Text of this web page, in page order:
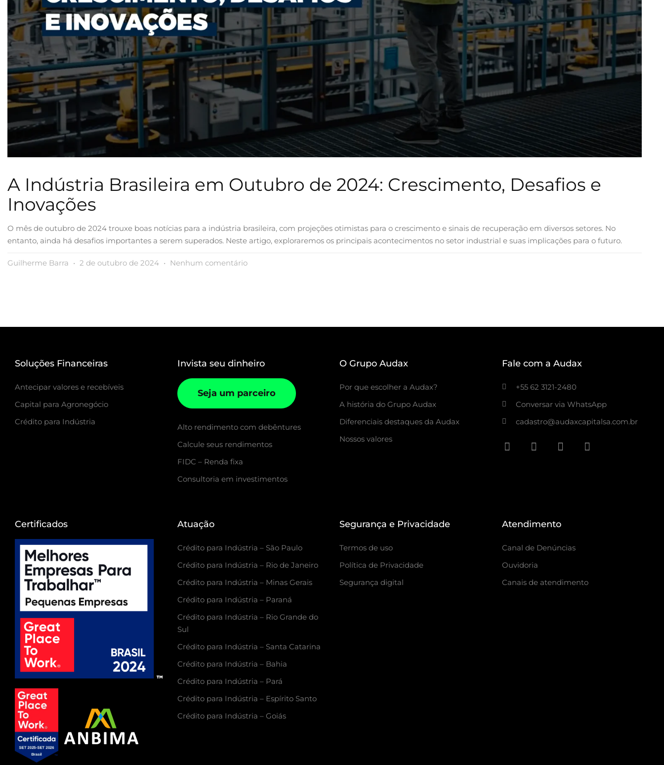
A Indústria Brasileira em Outubro de 2024: Crescimento, Desafios e
Inovações
O mês de outubro de 2024 trouxe boas notícias para a indústria brasileira, com projeções otimistas para o crescimento e sinais de recuperação em diversos setores. No
entanto, ainda há desafios importantes a serem superados. Neste artigo, exploraremos os principais acontecimentos no setor industrial e suas implicações para o futuro.
Guilherme Barra 2 de outubro de 2024 Nenhum comentário
Soluções Financeiras
Antecipar valores e recebíveis
Capital para Agronegócio
Crédito para Indústria
Invista seu dinheiro
Seja um parceiro
Alto rendimento com debêntures
Calcule seus rendimentos
FIDC – Renda fixa
Consultoria em investimentos
O Grupo Audax
Por que escolher a Audax?
A história do Grupo Audax
Diferenciais destaques da Audax
Nossos valores
Fale com a Audax
+55 62 3121-2480
Conversar via WhatsApp
cadastro@audaxcapitalsa.com.br
Certificados Atuação
Crédito para Indústria – São Paulo
Crédito para Indústria – Rio de Janeiro
Crédito para Indústria – Minas Gerais
Crédito para Indústria – Paraná
Crédito para Indústria – Rio Grande do
Sul
Crédito para Indústria – Santa Catarina
Crédito para Indústria – Bahia
Crédito para Indústria – Pará
Crédito para Indústria – Espírito Santo
Crédito para Indústria – Goiás
Segurança e Privacidade
Termos de uso
Política de Privacidade
Segurança digital
Atendimento
Canal de Denúncias
Ouvidoria
Canais de atendimento